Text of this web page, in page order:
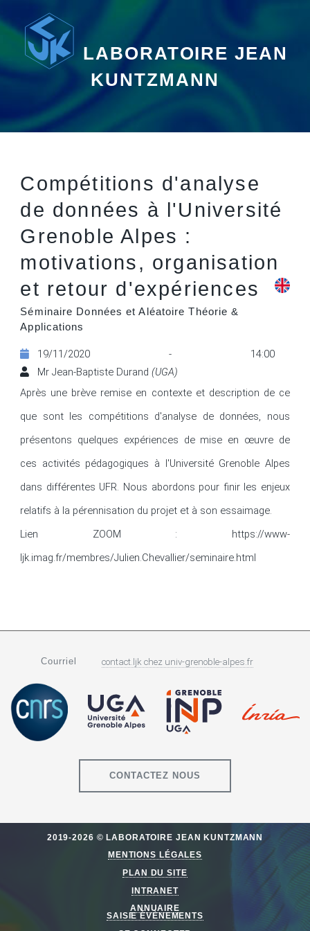
LABORATOIRE JEAN
KUNTZMANN
Compétitions d'analyse
de données à l'Université
Grenoble Alpes :
motivations, organisation
et retour d'expériences
Séminaire Données et Aléatoire Théorie &
Applications
19/11/2020 - 14:00
Mr Jean-Baptiste Durand(UGA)
Après une brève remise en contexte et description de ce
que sont les compétitions d'analyse de données, nous
présentons quelques expériences de mise en œuvre de
ces activités pédagogiques à l'Université Grenoble Alpes
dans différentes UFR. Nous abordons pour finir les enjeux
relatifs à la pérennisation du projet et à son essaimage.
Lien ZOOM : https://www-
ljk.imag.fr/membres/Julien.Chevallier/seminaire.html
Courriel contact.ljk chez univ-grenoble-alpes.fr
CONTACTEZ NOUS
2019-2026 © LABORATOIRE JEAN KUNTZMANN
MENTIONS LÉGALES
PLAN DU SITE
INTRANET
ANNUAIRE
SAISIE ÉVÈNEMENTS